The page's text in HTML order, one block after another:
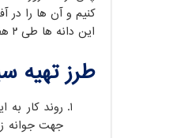
کنیم و آن ها را در
این دانه ها طی ۲ هفته به شکل زیبایی رشد خواهند کرد و آماده خواهند شد تا سر
طرز تهیه